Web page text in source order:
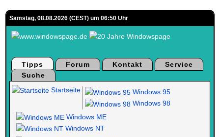
Samstag, 08.08.2026 (CEST) um 06:50 Uhr
Tipps Forum Kontakt
Service
Suche
Startseite
Windows 95
Windows 98
Windows ME
Windows NT